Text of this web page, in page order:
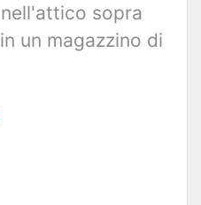
sopra
un magazzino di